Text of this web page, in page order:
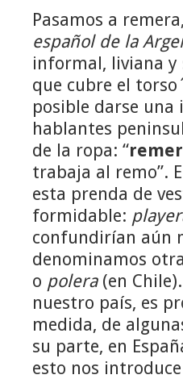
Pasamos a
español de la
informal, liviana y
que cubre el
posible darse una
hablantes
de la ropa: “
trabaja al remo”.
esta prenda de
formidable:
confundirían aún
denominamos
o polera(en Chile).
nuestro país, es
medida, de
su parte, en
esto nos